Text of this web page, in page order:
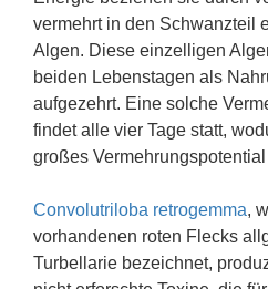
vermehrt in den Schwanzteil
Algen. Diese einzelligen
beiden Lebenstagen als
aufgezehrt. Eine solche
findet alle vier Tage statt,
großes
Convolutriloba retrogemma,
vorhandenen roten Flecks
Turbellarie bezeichnet,